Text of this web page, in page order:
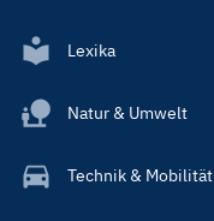
Lexika
Natur & Umwelt
Technik & Mobilität